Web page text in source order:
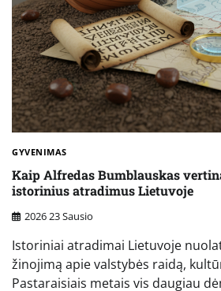
GYVENIMAS
Kaip Alfredas Bumblauskas
istorinius atradimus Lietuvoje
2026 23 Sausio
Istoriniai atradimai Lietuvoje
žinojimą apie valstybės raidą,
Pastaraisiais metais vis daugiau